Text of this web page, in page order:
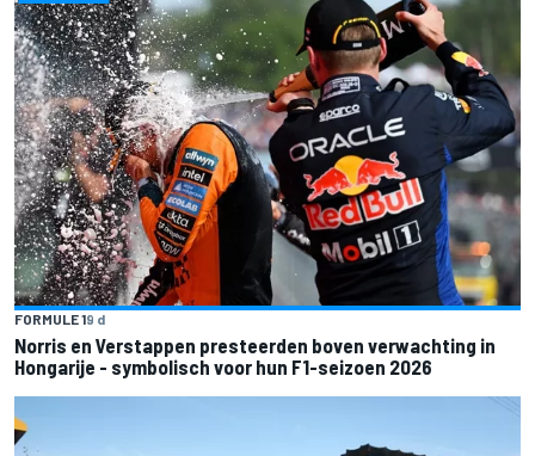
FORMULE 19 d
Norris en Verstappen presteerden boven verwachting in
Hongarije - symbolisch voor hun F1-seizoen 2026